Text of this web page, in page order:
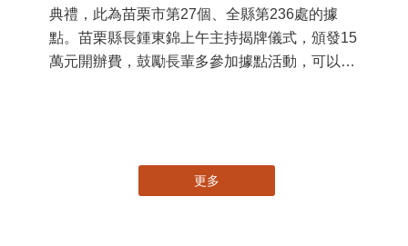
典禮，此為苗栗市第27個、全縣第236處的據
點。苗栗縣長鍾東錦上午主持揭牌儀式，頒發15
萬元開辦費，鼓勵長輩多參加據點活動，可以更
更多